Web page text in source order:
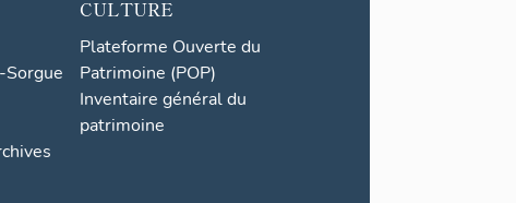
CULTURE
Plateforme Ouverte du
Patrimoine (POP)
Inventaire général du
patrimoine